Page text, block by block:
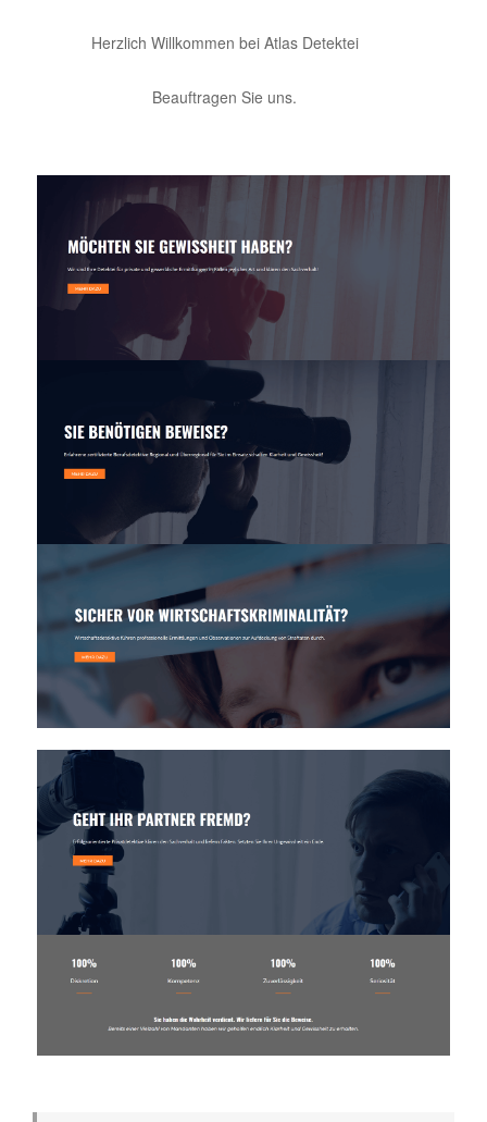
Herzlich Willkommen bei Atlas Detektei
Beauftragen Sie uns.